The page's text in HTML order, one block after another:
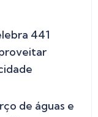
441
de águas e